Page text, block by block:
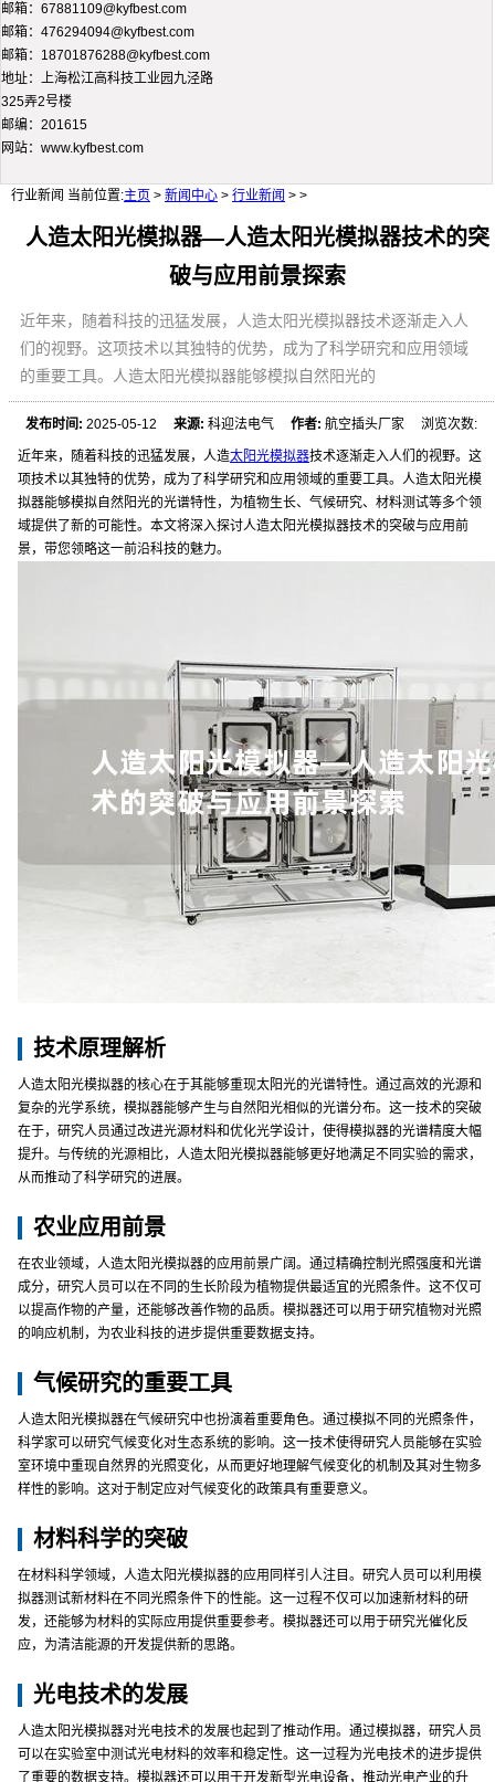
邮箱：67881109@kyfbest.com
邮箱：476294094@kyfbest.com
邮箱：18701876288@kyfbest.com
地址：上海松江高科技工业园九泾路
325弄2号楼
邮编：201615
网站：www.kyfbest.com
行业新闻 当前位置:主页 > 新闻中心 > 行业新闻 > >
人造太阳光模拟器—人造太阳光模拟器技术的突
破与应用前景探索
近年来，随着科技的迅猛发展，人造太阳光模拟器技术逐渐走入人
们的视野。这项技术以其独特的优势，成为了科学研究和应用领域
的重要工具。人造太阳光模拟器能够模拟自然阳光的
发布时间: 2025-05-12来源: 科迎法电气作者: 航空插头厂家 浏览次数:
近年来，随着科技的迅猛发展，人造太阳光模拟器技术逐渐走入人们的视野。这
项技术以其独特的优势，成为了科学研究和应用领域的重要工具。人造太阳光模
拟器能够模拟自然阳光的光谱特性，为植物生长、气候研究、材料测试等多个领
域提供了新的可能性。本文将深入探讨人造太阳光模拟器技术的突破与应用前
景，带您领略这一前沿科技的魅力。
技术原理解析
人造太阳光模拟器的核心在于其能够重现太阳光的光谱特性。通过高效的光源和
复杂的光学系统，模拟器能够产生与自然阳光相似的光谱分布。这一技术的突破
在于，研究人员通过改进光源材料和优化光学设计，使得模拟器的光谱精度大幅
提升。与传统的光源相比，人造太阳光模拟器能够更好地满足不同实验的需求，
从而推动了科学研究的进展。
农业应用前景
在农业领域，人造太阳光模拟器的应用前景广阔。通过精确控制光照强度和光谱
成分，研究人员可以在不同的生长阶段为植物提供最适宜的光照条件。这不仅可
以提高作物的产量，还能够改善作物的品质。模拟器还可以用于研究植物对光照
的响应机制，为农业科技的进步提供重要数据支持。
气候研究的重要工具
人造太阳光模拟器在气候研究中也扮演着重要角色。通过模拟不同的光照条件，
科学家可以研究气候变化对生态系统的影响。这一技术使得研究人员能够在实验
室环境中重现自然界的光照变化，从而更好地理解气候变化的机制及其对生物多
样性的影响。这对于制定应对气候变化的政策具有重要意义。
材料科学的突破
在材料科学领域，人造太阳光模拟器的应用同样引人注目。研究人员可以利用模
拟器测试新材料在不同光照条件下的性能。这一过程不仅可以加速新材料的研
发，还能够为材料的实际应用提供重要参考。模拟器还可以用于研究光催化反
应，为清洁能源的开发提供新的思路。
光电技术的发展
人造太阳光模拟器对光电技术的发展也起到了推动作用。通过模拟器，研究人员
可以在实验室中测试光电材料的效率和稳定性。这一过程为光电技术的进步提供
了重要的数据支持。模拟器还可以用于开发新型光电设备，推动光电产业的升